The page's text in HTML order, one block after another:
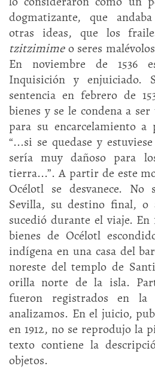
dogmatizante, que
otras ideas, que los
tzitzimimeo seres
En noviembre de 1536
Inquisición y enjuiciado.
sentencia en febrero de
bienes y se le condena a
para su encarcelamiento a
“...si se quedase y
sería muy dañoso para
tierra...”. A partir de este
Océlotl se desvanece. No
Sevilla, su destino final, o
sucedió durante el viaje. En
bienes de Océlotl
indígena en una casa del
noreste del templo de
orilla norte de la isla.
fueron registrados en
analizamos. En el juicio,
en 1912, no se reprodujo la
texto contiene la
objetos.